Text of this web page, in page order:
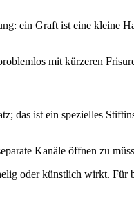
ein Graft ist eine kleine
mit kürzeren
das ist ein spezielles
Kanäle öffnen zu
oder künstlich wirkt. Für